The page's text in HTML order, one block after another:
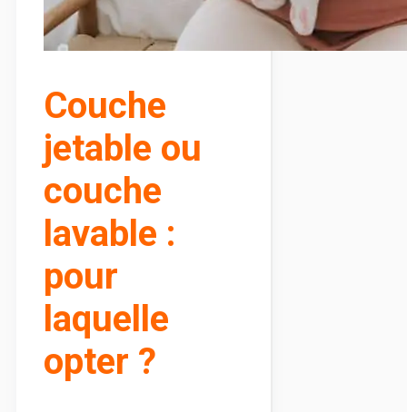
Couche
jetable ou
couche
lavable :
pour
laquelle
opter ?